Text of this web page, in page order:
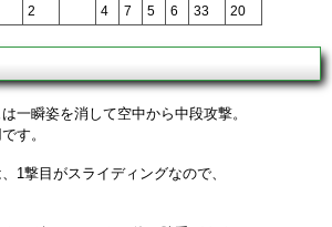
2 4 7 5 6 33 20
一瞬姿を消して空中から中段攻撃。
す。
1撃目がスライディングなので、